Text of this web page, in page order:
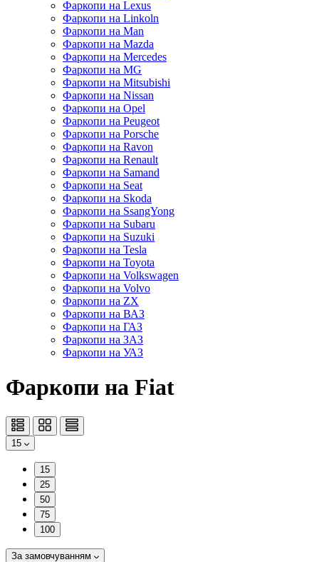
Фаркопи на Lexus
Фаркопи на Linkoln
Фаркопи на Man
Фаркопи на Mazda
Фаркопи на Mercedes
Фаркопи на MG
Фаркопи на Mitsubishi
Фаркопи на Nissan
Фаркопи на Opel
Фаркопи на Peugeot
Фаркопи на Porsche
Фаркопи на Ravon
Фаркопи на Renault
Фаркопи на Samand
Фаркопи на Seat
Фаркопи на Skoda
Фаркопи на SsangYong
Фаркопи на Subaru
Фаркопи на Suzuki
Фаркопи на Tesla
Фаркопи на Toyota
Фаркопи на Volkswagen
Фаркопи на Volvo
Фаркопи на ZX
Фаркопи на ВАЗ
Фаркопи на ГАЗ
Фаркопи на ЗАЗ
Фаркопи на УАЗ
Фаркопи на Fiat
15
15
25
50
75
100
За замовчуванням